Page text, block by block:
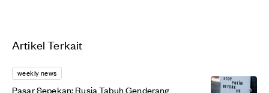
Artikel Terkait
weekly news
Pasar Sepekan: Rusia Tabuh Genderang